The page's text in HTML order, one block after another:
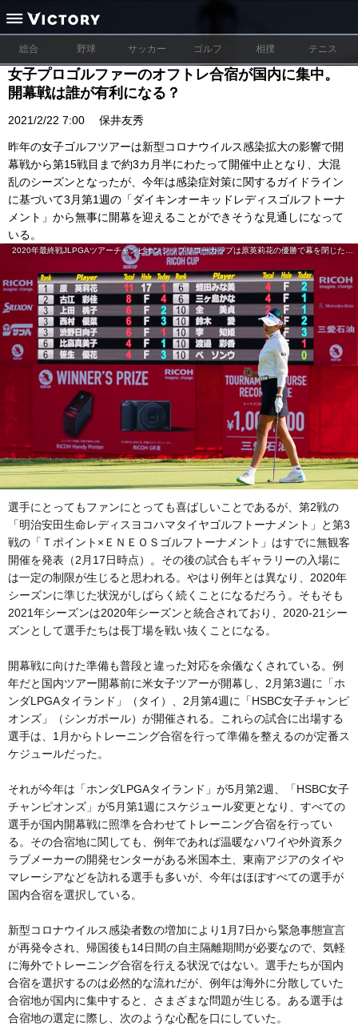
総合 野球 サッカー ゴルフ 相撲 テニス
女子プロゴルファーのオフトレ合宿が国内に集中。
開幕戦は誰が有利になる？
2021/2/22 7:00 保井友秀
昨年の女子ゴルフツアーは新型コロナウイルス感染拡大の影響で開
幕戦から第15戦目まで約3カ月半にわたって開催中止となり、大混
乱のシーズンとなったが、今年は感染症対策に関するガイドライン
に基づいて3月第1週の「ダイキンオーキッドレディスゴルフトーナ
メント」から無事に開幕を迎えることができそうな見通しになって
いる。
2020年最終戦JLPGAツアーチャンピオンシップリコーカップは原英莉花の優勝で幕を閉じた／(C)Getty Images
選手にとってもファンにとっても喜ばしいことであるが、第2戦の
「明治安田生命レディスヨコハマタイヤゴルフトーナメント」と第3
戦の「Ｔポイント×ＥＮＥＯＳゴルフトーナメント」はすでに無観客
開催を発表（2月17日時点）。その後の試合もギャラリーの入場に
は一定の制限が生じると思われる。やはり例年とは異なり、2020年
シーズンに準じた状況がしばらく続くことになるだろう。そもそも
2021年シーズンは2020年シーズンと統合されており、2020-21シー
ズンとして選手たちは長丁場を戦い抜くことになる。
開幕戦に向けた準備も普段と違った対応を余儀なくされている。例
年だと国内ツアー開幕前に米女子ツアーが開幕し、2月第3週に「ホ
ンダLPGAタイランド」（タイ）、2月第4週に「HSBC女子チャンピ
オンズ」（シンガポール）が開催される。これらの試合に出場する
選手は、1月からトレーニング合宿を行って準備を整えるのが定番ス
ケジュールだった。
それが今年は「ホンダLPGAタイランド」が5月第2週、「HSBC女子
チャンピオンズ」が5月第1週にスケジュール変更となり、すべての
選手が国内開幕戦に照準を合わせてトレーニング合宿を行ってい
る。その合宿地に関しても、例年であれば温暖なハワイや外資系ク
ラブメーカーの開発センターがある米国本土、東南アジアのタイや
マレーシアなどを訪れる選手も多いが、今年はほぼすべての選手が
国内合宿を選択している。
新型コロナウイルス感染者数の増加により1月7日から緊急事態宣言
が再発令され、帰国後も14日間の自主隔離期間が必要なので、気軽
に海外でトレーニング合宿を行える状況ではない。選手たちが国内
合宿を選択するのは必然的な流れだが、例年は海外に分散していた
合宿地が国内に集中すると、さまざまな問題が生じる。ある選手は
合宿地の選定に際し、次のような心配を口にしていた。